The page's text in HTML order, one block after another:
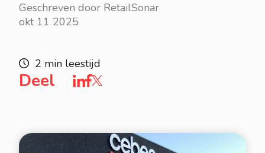
Geschreven door RetailSonar
okt 11 2025
2 min leestijd
Deel